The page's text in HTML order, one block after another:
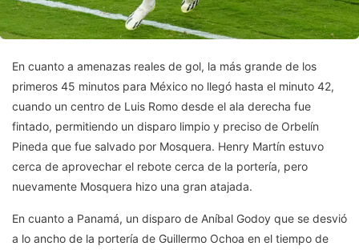
En cuanto a amenazas reales de gol, la más grande de los
primeros 45 minutos para México no llegó hasta el minuto 42,
cuando un centro de Luis Romo desde el ala derecha fue
fintado, permitiendo un disparo limpio y preciso de Orbelín
Pineda que fue salvado por Mosquera. Henry Martín estuvo
cerca de aprovechar el rebote cerca de la portería, pero
nuevamente Mosquera hizo una gran atajada.
En cuanto a Panamá, un disparo de Aníbal Godoy que se desvió
a lo ancho de la portería de Guillermo Ochoa en el tiempo de